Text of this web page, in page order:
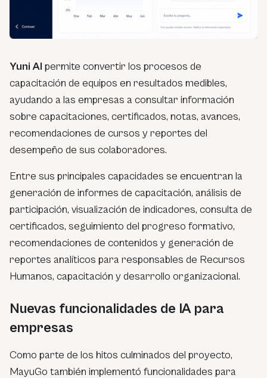
Yuni AI permite convertir los procesos de
capacitación de equipos en resultados medibles,
ayudando a las empresas a consultar información
sobre capacitaciones, certificados, notas, avances,
recomendaciones de cursos y reportes del
desempeño de sus colaboradores.
Entre sus principales capacidades se encuentran la
generación de informes de capacitación, análisis de
participación, visualización de indicadores, consulta de
certificados, seguimiento del progreso formativo,
recomendaciones de contenidos y generación de
reportes analíticos para responsables de Recursos
Humanos, capacitación y desarrollo organizacional.
Nuevas funcionalidades de IA para
empresas
Como parte de los hitos culminados del proyecto,
MayuGo también implementó funcionalidades para